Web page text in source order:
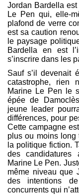
Jordan Bardella
Le Pen qui, elle-
plafond de verre
est sa caution
le paysage
Bardella en est
s’inscrire dans les
Sauf s’il devenait
catastrophe, rien
Marine Le Pen le
épée de
jeune leader
différences, pour
Cette campagne
plus ou moins long
la politique fiction.
des candidatures
Marine Le Pen.
même niveau que
des intentions
concurrents qui